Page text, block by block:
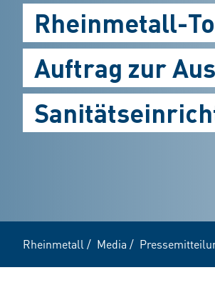
Rheinmetall-
Auftrag zur
Rheinmetall / Media /